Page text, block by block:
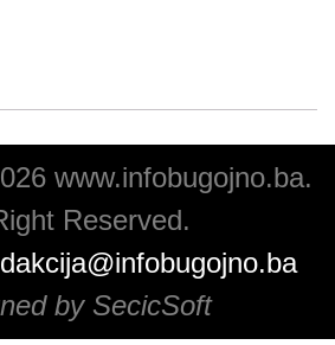
www.infobugojno.ba.
Reserved.
by SecicSoft